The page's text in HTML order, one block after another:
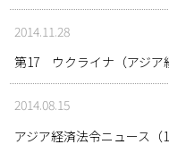
2014.11.28
第17 ウクライナ（アジア
2014.08.15
アジア経済法令ニュース（